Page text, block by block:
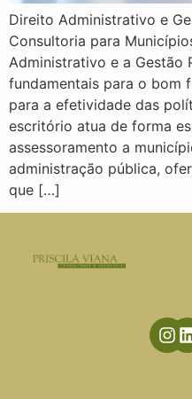
Direito Administrativo e
Consultoria para
Administrativo e a Gestão
fundamentais para o bom
para a efetividade das
escritório atua de forma
assessoramento a
administração pública,
que […]